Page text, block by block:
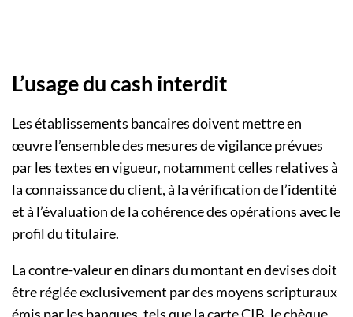
L’usage du cash interdit
Les établissements bancaires doivent mettre en
œuvre l’ensemble des mesures de vigilance prévues
par les textes en vigueur, notamment celles relatives à
la connaissance du client, à la vérification de l’identité
et à l’évaluation de la cohérence des opérations avec le
profil du titulaire.
La contre-valeur en dinars du montant en devises doit
être réglée exclusivement par des moyens scripturaux